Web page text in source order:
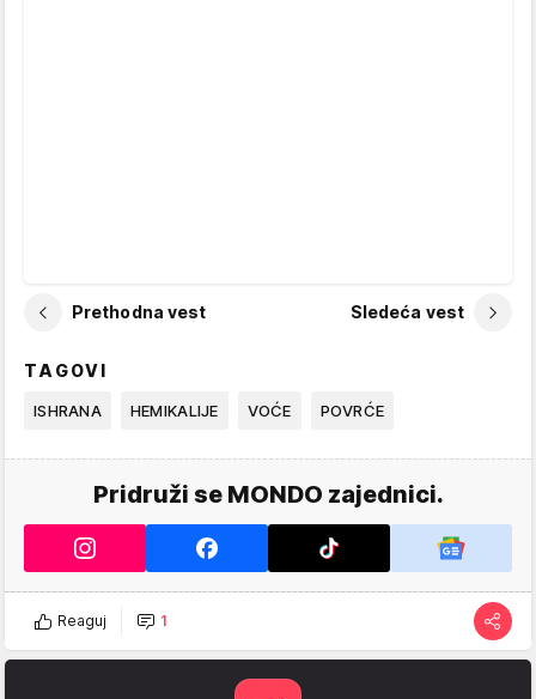
Prethodna vest Sledeća vest
TAGOVI
ISHRANA HEMIKALIJE VOĆE POVRĆE
Pridruži se MONDO zajednici.
Reaguj 1